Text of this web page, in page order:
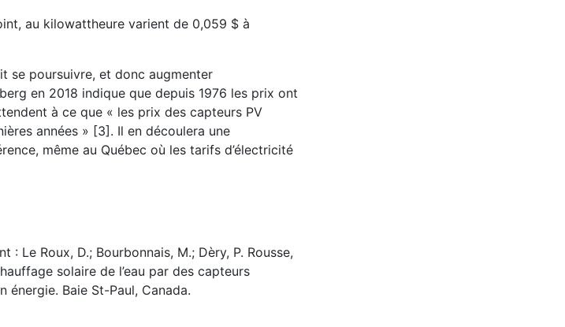
au kilowattheure varient de 0,059 $ à
se poursuivre, et donc augmenter
en 2018 indique que depuis 1976 les prix ont
à ce que « les prix des capteurs PV
années » [3]. Il en découlera une
même au Québec où les tarifs d’électricité
Le Roux, D.; Bourbonnais, M.; Dèry, P. Rousse,
solaire de l’eau par des capteurs
Baie St-Paul, Canada.